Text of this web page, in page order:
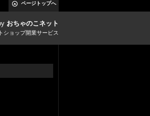
ページトップへ
おちゃのこネット
ショップ開業サービス